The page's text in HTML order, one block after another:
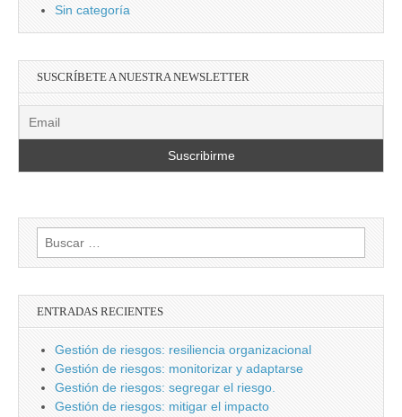
Sin categoría
SUSCRÍBETE A NUESTRA NEWSLETTER
Buscar:
ENTRADAS RECIENTES
Gestión de riesgos: resiliencia organizacional
Gestión de riesgos: monitorizar y adaptarse
Gestión de riesgos: segregar el riesgo.
Gestión de riesgos: mitigar el impacto